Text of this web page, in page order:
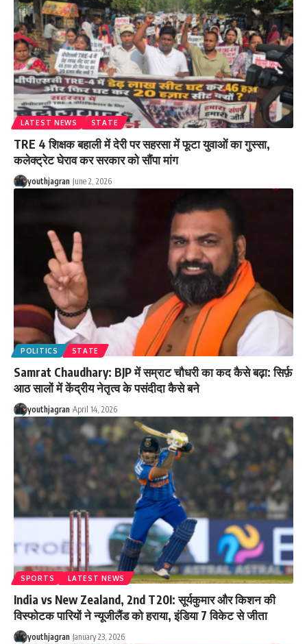
LATEST NEWS STATE
TRE 4 शिक्षक बहाली में देरी पर सहरसा में फूटा युवाओं का गुस्सा,
कलेक्ट्रेट घेराव कर सरकार को सौंपा मांग
youthjagran June 2, 2026
POLITICS STATE
Samrat Chaudhary: BJP में सम्राट चौधरी का कद कैसे बढ़ा: सिर्फ़
आठ सालों में केंद्रीय नेतृत्व के पसंदीदा कैसे बने
youthjagran April 14, 2026
SPORTS LATEST NEWS
India vs New Zealand, 2nd T20I: सूर्यकुमार और किशन की
विस्फोटक पारियों ने न्यूजीलैंड को हराया, इंडिया 7 विकेट से जीता
youthjagran January 23, 2026